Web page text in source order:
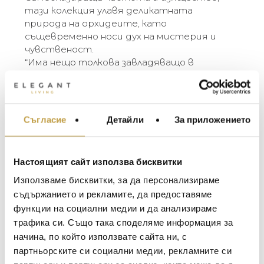
Съгласие Детайли За приложението
Настоящият сайт използва бисквитки
Използваме бисквитки, за да персонализираме
съдържанието и рекламите, да предоставяме
функции на социални медии и да анализираме
трафика си. Също така споделяме информация за
начина, по който използвате сайта ни, с
партньорските си социални медии, рекламните си
тази колекция улавя деликатната
природа на орхидеите, като
същевременно носи дух на мистерия и
чувственост.
“Има нещо толкова завладяващо в
върху златист месинг, всяко цветче
композиция създава перфектен баланс,
предизвиквайки усещане за фин лукс. Всяко
стъбло изглежда толкова деликатно и
създадени от метал и мрамор,
изработени да издържат цяла вечност.” –
Michael Aram
The Orchid Collection celebrates the ethereal
spirit of the orchid plant. Symbolic of purity and
grace, this collection captures the delicate
nature of orchids while also expressing a quality
МЕБЕЛИ ЗА ДОМА И
ЗА МАСАТА
ТЕКСТИЛ ЗА ДОМА
АРОМАТИ ЗА ДОМА
ИЗКУСТВО И КНИГИ
BACCARAT
TOM DIXON
MICHAEL ARAM
ASSOULINE